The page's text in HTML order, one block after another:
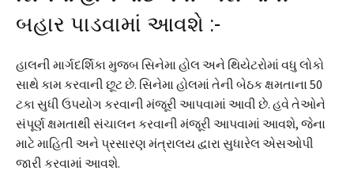
બહાર પાડવામાં આવશે :-
હાલની માર્ગદર્શિકા મુજબ સિનેમા હોલ અને થિયેટરોમાં વધુ લોકો
સાથે કામ કરવાની છૂટ છે. સિનેમા હોલમાં તેની બેઠક ક્ષમતાના 50
ટકા સુધી ઉપયોગ કરવાની મંજૂરી આપવામાં આવી છે. હવે તેઓને
સંપૂર્ણ ક્ષમતાથી સંચાલન કરવાની મંજૂરી આપવામાં આવશે, જેના
માટે માહિતી અને પ્રસારણ મંત્રાલય દ્વારા સુધારેલ એસઓપી
જારી કરવામાં આવશે.